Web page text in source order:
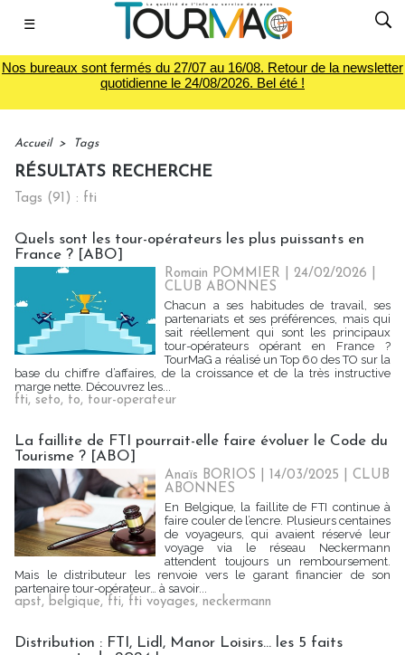
☰
Nos bureaux sont fermés du 27/07 au 16/08. Retour de la newsletter
quotidienne le 24/08/2026. Bel été !
Accueil > Tags
RÉSULTATS RECHERCHE
Tags (91) : fti
Quels sont les tour-opérateurs les plus puissants en
France ? [ABO]
Romain POMMIER | 24/02/2026
CLUB ABONNES
Chacun a ses habitudes de travail, ses
partenariats et ses préférences, mais qui
sait réellement qui sont les principaux
tour-opérateurs opérant en France ?
TourMaG a réalisé un Top 60 des TO sur la
base du chiffre d’affaires, de la croissance et de la très instructive
marge nette. Découvrez les...
fti, seto, to, tour-operateur
La faillite de FTI pourrait-elle faire évoluer le Code du
Tourisme ? [ABO]
Anaïs BORIOS | 14/03/2025 |CLUB
ABONNES
En Belgique, la faillite de FTI continue à
faire couler de l’encre. Plusieurs centaines
de voyageurs, qui avaient réservé leur
voyage via le réseau Neckermann
attendent toujours un remboursement.
Mais le distributeur les renvoie vers le garant financier de son
partenaire tour-opérateur… à savoir...
apst, belgique, fti, fti voyages, neckermann
Distribution : FTI, Lidl, Manor Loisirs... les 5 faits